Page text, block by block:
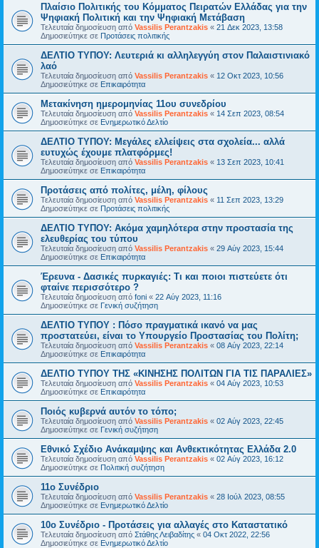
Πλαίσιο Πολιτικής του Κόμματος Πειρατών Ελλάδας για την
Ψηφιακή Πολιτική και την Ψηφιακή Μετάβαση
Τελευταία δημοσίευση από Vassilis Perantzakis « 21 Δεκ 2023, 13:58
Δημοσιεύτηκε σε Προτάσεις πολιτικής
ΔΕΛΤΙΟ ΤΥΠΟΥ: Λευτεριά κι αλληλεγγύη στον Παλαιστινιακό
λαό
Τελευταία δημοσίευση από Vassilis Perantzakis « 12 Οκτ 2023, 10:56
Δημοσιεύτηκε σε Επικαιρότητα
Μετακίνηση ημερομηνίας 11ου συνεδρίου
Τελευταία δημοσίευση από Vassilis Perantzakis « 14 Σεπ 2023, 08:54
Δημοσιεύτηκε σε Ενημερωτικό Δελτίο
ΔΕΛΤΙΟ ΤΥΠΟΥ: Μεγάλες ελλείψεις στα σχολεία... αλλά
ευτυχώς έχουμε πλατφόρμες!
Τελευταία δημοσίευση από Vassilis Perantzakis « 13 Σεπ 2023, 10:41
Δημοσιεύτηκε σε Επικαιρότητα
Προτάσεις από πολίτες, μέλη, φίλους
Τελευταία δημοσίευση από Vassilis Perantzakis « 11 Σεπ 2023, 13:29
Δημοσιεύτηκε σε Προτάσεις πολιτικής
ΔΕΛΤΙΟ ΤΥΠΟΥ: Ακόμα χαμηλότερα στην προστασία της
ελευθερίας του τύπου
Τελευταία δημοσίευση από Vassilis Perantzakis « 29 Αύγ 2023, 15:44
Δημοσιεύτηκε σε Επικαιρότητα
Έρευνα - Δασικές πυρκαγιές: Τι και ποιοι πιστεύετε ότι
φταίνε περισσότερο ?
Τελευταία δημοσίευση από foni « 22 Αύγ 2023, 11:16
Δημοσιεύτηκε σε Γενική συζήτηση
ΔΕΛΤΙΟ ΤΥΠΟΥ : Πόσο πραγματικά ικανό να μας
προστατεύει, είναι το Υπουργείο Προστασίας του Πολίτη;
Τελευταία δημοσίευση από Vassilis Perantzakis « 08 Αύγ 2023, 22:14
Δημοσιεύτηκε σε Επικαιρότητα
ΔΕΛΤΙΟ ΤΥΠΟΥ ΤΗΣ «ΚΙΝΗΣΗΣ ΠΟΛΙΤΩΝ ΓΙΑ ΤΙΣ ΠΑΡΑΛΙΕΣ»
Τελευταία δημοσίευση από Vassilis Perantzakis « 04 Αύγ 2023, 10:53
Δημοσιεύτηκε σε Επικαιρότητα
Ποιός κυβερνά αυτόν το τόπο;
Τελευταία δημοσίευση από Vassilis Perantzakis « 02 Αύγ 2023, 22:45
Δημοσιεύτηκε σε Γενική συζήτηση
Eθνικό Σχέδιο Ανάκαμψης και Ανθεκτικότητας Ελλάδα 2.0
Τελευταία δημοσίευση από Vassilis Perantzakis « 02 Αύγ 2023, 16:12
Δημοσιεύτηκε σε Πολιτική συζήτηση
11o Συνέδριο
Τελευταία δημοσίευση από Vassilis Perantzakis « 28 Ιούλ 2023, 08:55
Δημοσιεύτηκε σε Ενημερωτικό Δελτίο
10ο Συνέδριο - Προτάσεις για αλλαγές στο Καταστατικό
Τελευταία δημοσίευση από Στάθης Λειβαδίτης « 04 Οκτ 2022, 22:56
Δημοσιεύτηκε σε Ενημερωτικό Δελτίο